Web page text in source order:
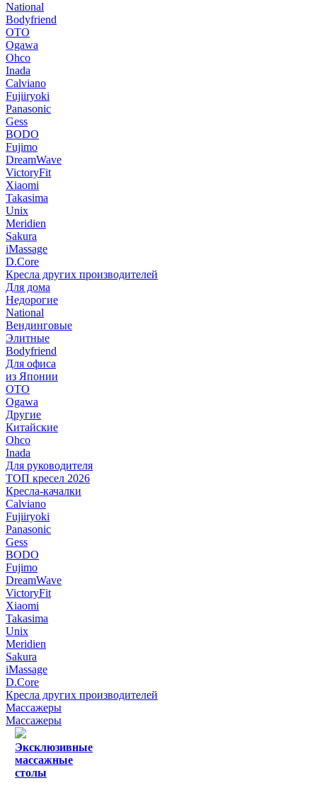
National
Bodyfriend
OTO
Ogawa
Ohco
Inada
Calviano
Fujiiryoki
Panasonic
Gess
BODO
Fujimo
DreamWave
VictoryFit
Xiaomi
Takasima
Unix
Meridien
Sakura
iMassage
D.Core
Кресла других производителей
Для дома
Недорогие
National
Вендинговые
Элитные
Bodyfriend
Для офиса
из Японии
OTO
Ogawa
Другие
Китайские
Ohco
Inada
Для руководителя
ТОП кресел 2026
Кресла-качалки
Calviano
Fujiiryoki
Panasonic
Gess
BODO
Fujimo
DreamWave
VictoryFit
Xiaomi
Takasima
Unix
Meridien
Sakura
iMassage
D.Core
Кресла других производителей
Массажеры
Массажеры
Эксклюзивные
массажные
столы